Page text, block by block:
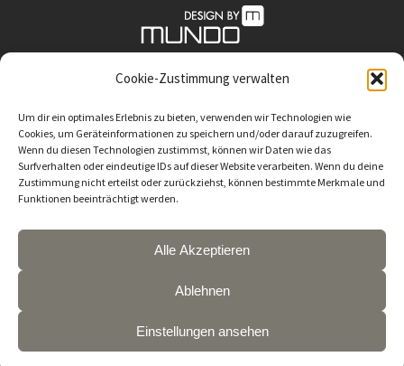
Cookie-Zustimmung verwalten
Um dir ein optimales Erlebnis zu bieten, verwenden wir Technologien wie
Cookies, um Geräteinformationen zu speichern und/oder darauf zuzugreifen.
Wenn du diesen Technologien zustimmst, können wir Daten wie das
Surfverhalten oder eindeutige IDs auf dieser Website verarbeiten. Wenn du deine
Zustimmung nicht erteilst oder zurückziehst, können bestimmte Merkmale und
Funktionen beeinträchtigt werden.
Alle Akzeptieren
Ablehnen
Einstellungen ansehen
MUNDO DESIGN || Kristine Dölle || im Zurfday Concept
Store || Lüllauerstraß 2 || 21266 Jesteburg || T 040 .
882 155 940 || M 0172 . 965 666 1 || k.doelle@mundo-
design.de
Datenschutzerklärung